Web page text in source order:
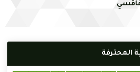
المحترفة